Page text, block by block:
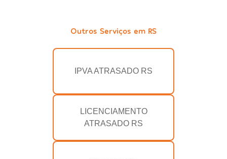
Outros Serviços em RS
IPVA ATRASADO RS
LICENCIAMENTO
ATRASADO RS